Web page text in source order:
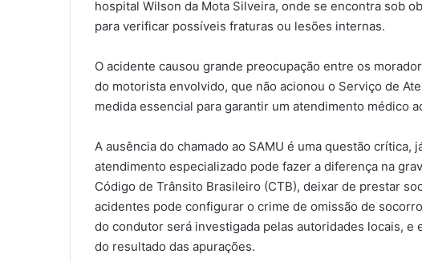
hospital Wilson da Mota Silveira, onde se encontra sob
para verificar possíveis fraturas ou lesões internas.
O acidente causou grande preocupação entre os
do motorista envolvido, que não acionou o Serviço de
medida essencial para garantir um atendimento médico
A ausência do chamado ao SAMU é uma questão crítica,
atendimento especializado pode fazer a diferença na
Código de Trânsito Brasileiro (CTB), deixar de prestar
acidentes pode configurar o crime de omissão de
do condutor será investigada pelas autoridades locais,
do resultado das apurações.